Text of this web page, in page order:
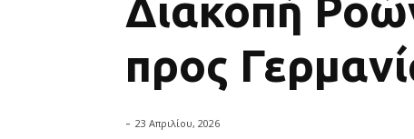
προς
- 23 Απριλίου, 2026